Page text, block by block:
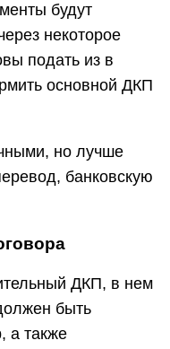
будут
некоторое
подать из в
основной ДКП
но лучше
банковскую
ДКП, в нем
быть
а также